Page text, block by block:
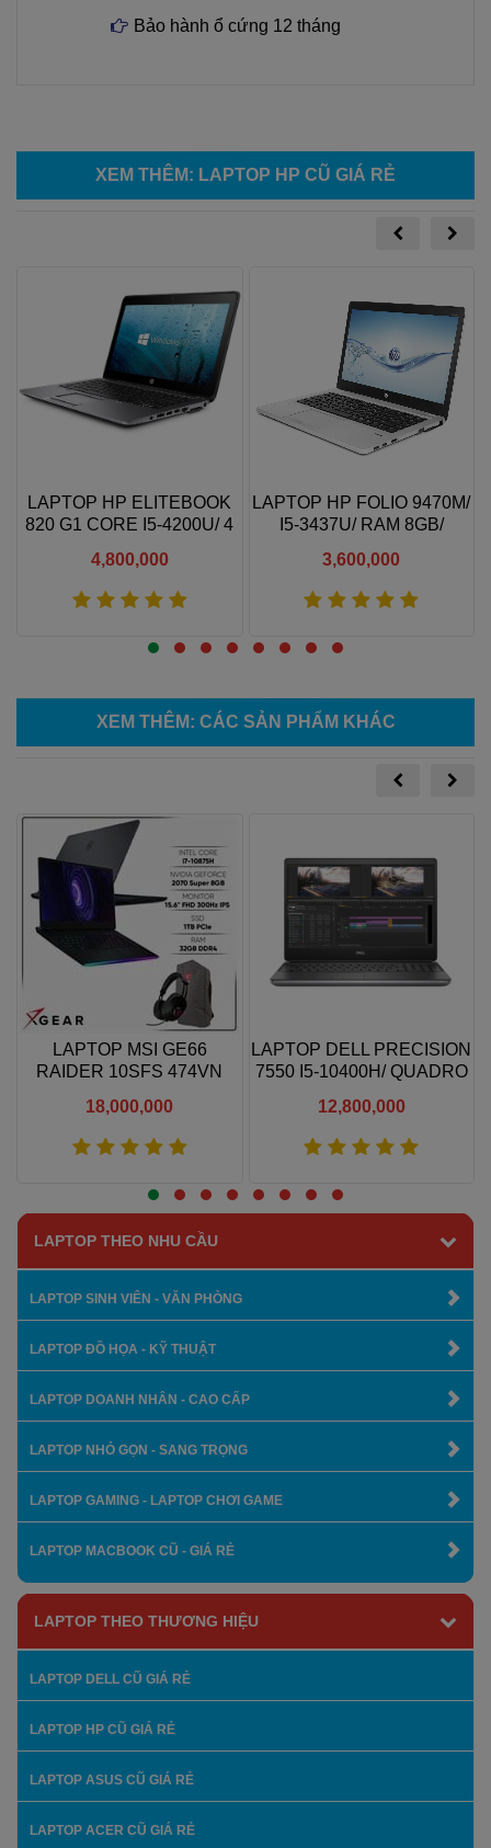
Bảo hành ổ cứng 12 tháng
XEM THÊM: LAPTOP HP CŨ GIÁ RẺ
LAPTOP HP ELITEBOOK
820 G1 CORE I5-4200U/ 4
INTEL HD GRAPHICS
4400/ 12.5 HD
4,800,000
Xem thêm
LAPTOP HP FOLIO 9470M/
I5-3437U/ RAM 8GB/
3,600,000
Xem thêm
XEM THÊM: CÁC SẢN PHẨM KHÁC
LAPTOP MSI GE66
RAIDER 10SFS 474VN
32GB
18,000,000
Xem thêm
LAPTOP DELL PRECISION
7550 I5-10400H/ QUADRO
512GB/ 15.6"FHD/ CÓ
CAMERA
12,800,000
Xem thêm
LAPTOP THEO NHU CẦU
LAPTOP SINH VIÊN - VĂN PHÒNG
LAPTOP ĐỒ HỌA - KỸ THUẬT
LAPTOP DOANH NHÂN - CAO CẤP
LAPTOP NHỎ GỌN - SANG TRỌNG
LAPTOP GAMING - LAPTOP CHƠI GAME
LAPTOP MACBOOK CŨ - GIÁ RẺ
LAPTOP THEO THƯƠNG HIỆU
LAPTOP DELL CŨ GIÁ RẺ
LAPTOP HP CŨ GIÁ RẺ
LAPTOP ASUS CŨ GIÁ RẺ
LAPTOP ACER CŨ GIÁ RẺ